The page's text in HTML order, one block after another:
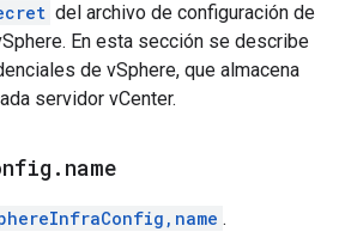
del archivo de configuración de
En esta sección se describe
de vSphere, que almacena
servidor vCenter.
. name
.